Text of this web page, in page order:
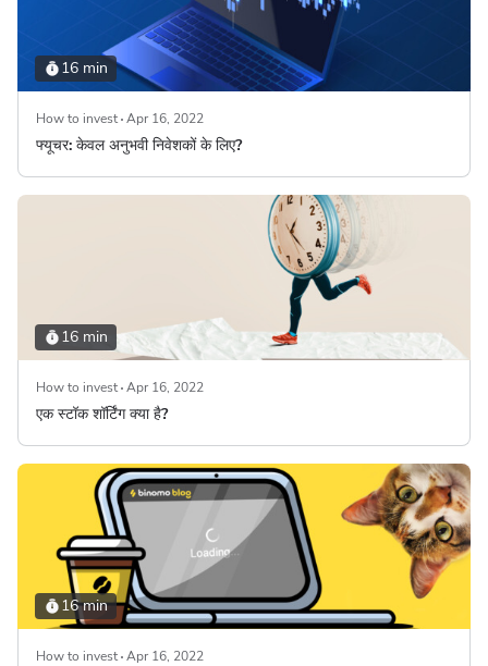
16 min
How to invest Apr 16, 2022
फ्यूचर: केवल अनुभवी निवेशकों के लिए?
16 min
How to invest Apr 16, 2022
एक स्टॉक शॉर्टिंग क्या है?
16 min
How to invest Apr 16, 2022